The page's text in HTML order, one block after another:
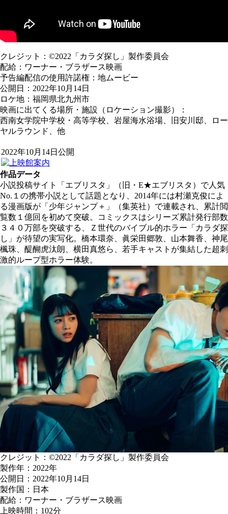
クレジット：©2022「カラダ探し」製作委員会
配給：ワーナー・ブラザース映画
予告編配信の使用許諾権：地ムービー
公開日：2022年10月14日
ロケ地：福岡県北九州市
映画に出てくる場所・施設（ロケーション撮影）：
西南女学院中学校・高等学校、岩屋海水浴場、旧安川邸、ロー
ヤルラウンド、他
2022年10月14日公開
作品データ
小説投稿サイト「エブリスタ」（旧・E★エブリスタ）で人気
No.１の携帯小説として話題となり、2014年には村瀬克俊によ
る漫画版が「少年ジャンプ＋」（集英社）で連載され、累計閲
覧数１億回を初めて突破。コミックスはシリーズ累計発行部数
３４０万部を突破する、Ｚ世代のバイブル的ホラー「カラダ探
し」が待望の実写化。橋本環奈、眞栄田郷敦、山本舞香、神尾
楓珠、醍醐虎汰朗、横田真悠ら、若手キャストが集結した超刺
激的ループ型ホラー体験。
クレジット：©2022「カラダ探し」製作委員会
製作年：2022年
公開日：2022年10月14日
製作国：日本
配給：ワーナー・ブラザース映画
上映時間：102分